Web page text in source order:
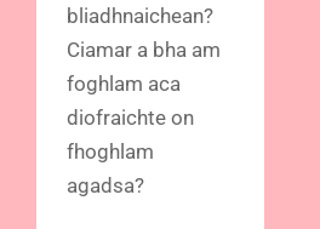
bliadhnaichean?
Ciamar a bha am
foghlam aca
diofraichte on
fhoghlam
agadsa?